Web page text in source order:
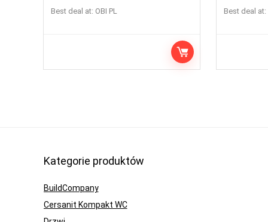
Best deal at: OBI PL Best deal at:
Kategorie produktów
BuildCompany
Cersanit Kompakt WC